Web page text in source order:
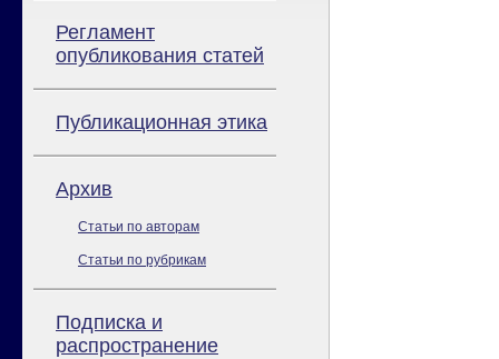
Регламент
опубликования статей
Публикационная этика
Архив
Статьи по авторам
Статьи по рубрикам
Подписка и
распространение